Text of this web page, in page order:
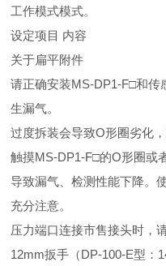
工作模式模式。
设定项目 内容
关于扁平附件
请正确安装MS-DP1-F□和传
生漏气。
过度拆装会导致O形圈劣化，
触摸MS-DP1-F□的O形圈或
导致漏气、检测性能下降。
充分注意。
压力端口连接市售接头时，
12mm扳手（DP-100-E型：